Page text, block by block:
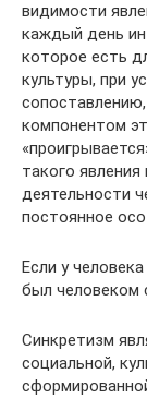
видимости
каждый день
которое есть
культуры, при
компонентом
такого явления
деятельности
постоянное
Если у
был человеком
Синкретизм
социальной,